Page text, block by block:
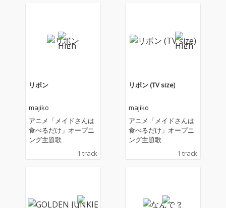
リボン
majiko
アニメ「メイドさんは
食べるだけ」オープニ
ング主題歌
1 track
リボン (TV size)
majiko
アニメ「メイドさんは
食べるだけ」オープニ
ング主題歌
1 track